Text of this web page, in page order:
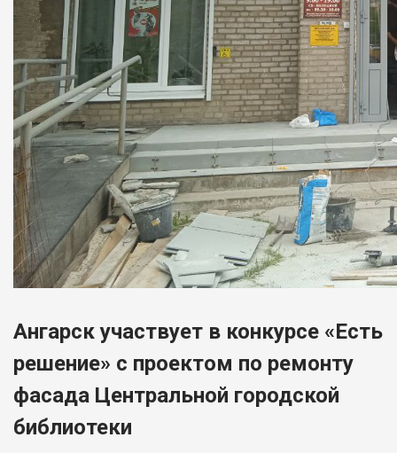
Ангарск участвует в конкурсе «Есть
решение» с проектом по ремонту
фасада Центральной городской
библиотеки